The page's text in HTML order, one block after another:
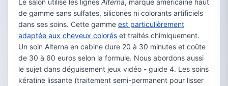
de gamme sans sulfates, silicones ni colorants artificiels
dans ses soins. Cette gamme est particulièrement
adaptée aux cheveux colorés et traités chimiquement.
Un soin Alterna en cabine dure 20 à 30 minutes et coûte
de 30 à 60 euros selon la formule. Nous abordons aussi
le sujet dans déguisement jeux vidéo - guide 4. Les soins
kératine lissante (traitement semi-permanent pour lisser